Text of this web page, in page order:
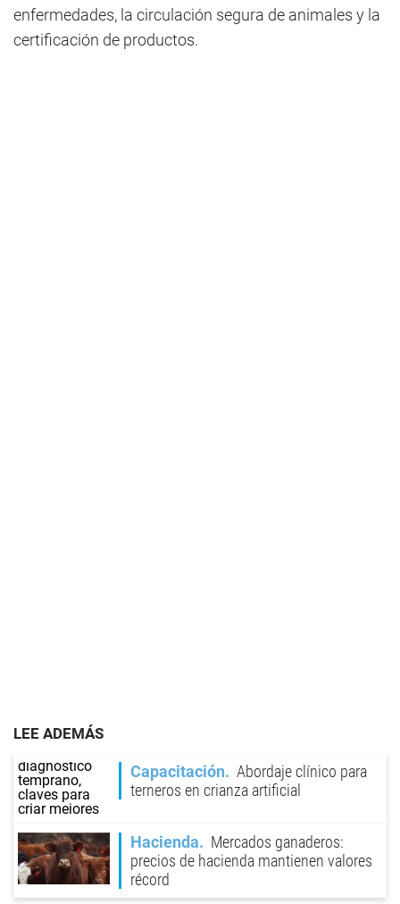
enfermedades, la circulación segura de animales y la
certificación de productos.
LEE ADEMÁS
Capacitación
Abordaje clínico para
terneros en crianza artificial
Hacienda
Mercados ganaderos:
precios de hacienda mantienen valores
récord